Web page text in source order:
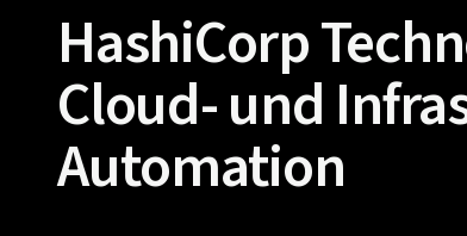
HashiCorp
Cloud- und
Automation